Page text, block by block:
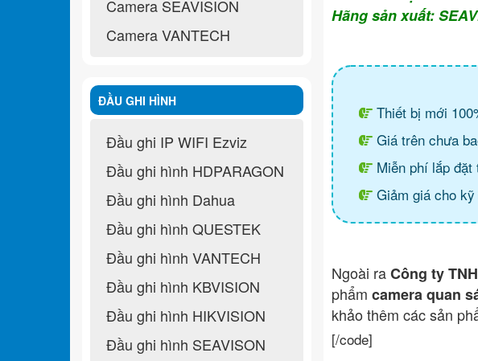
Hãng sản xuất:
Thiết bị mới
Giá trên chưa
Miễn phí lắp
Giảm giá cho
Ngoài raCông ty
phẩm camera quan
khảo thêm các sản
[/code]
Camera SEAVISION
Camera VANTECH
ĐẦU GHI HÌNH
Đầu ghi IP WIFI Ezviz
Đầu ghi hình HDPARAGON
Đầu ghi hình Dahua
Đầu ghi hình QUESTEK
Đầu ghi hình VANTECH
Đầu ghi hình KBVISION
Đầu ghi hình HIKVISION
Đầu ghi hình SEAVISON